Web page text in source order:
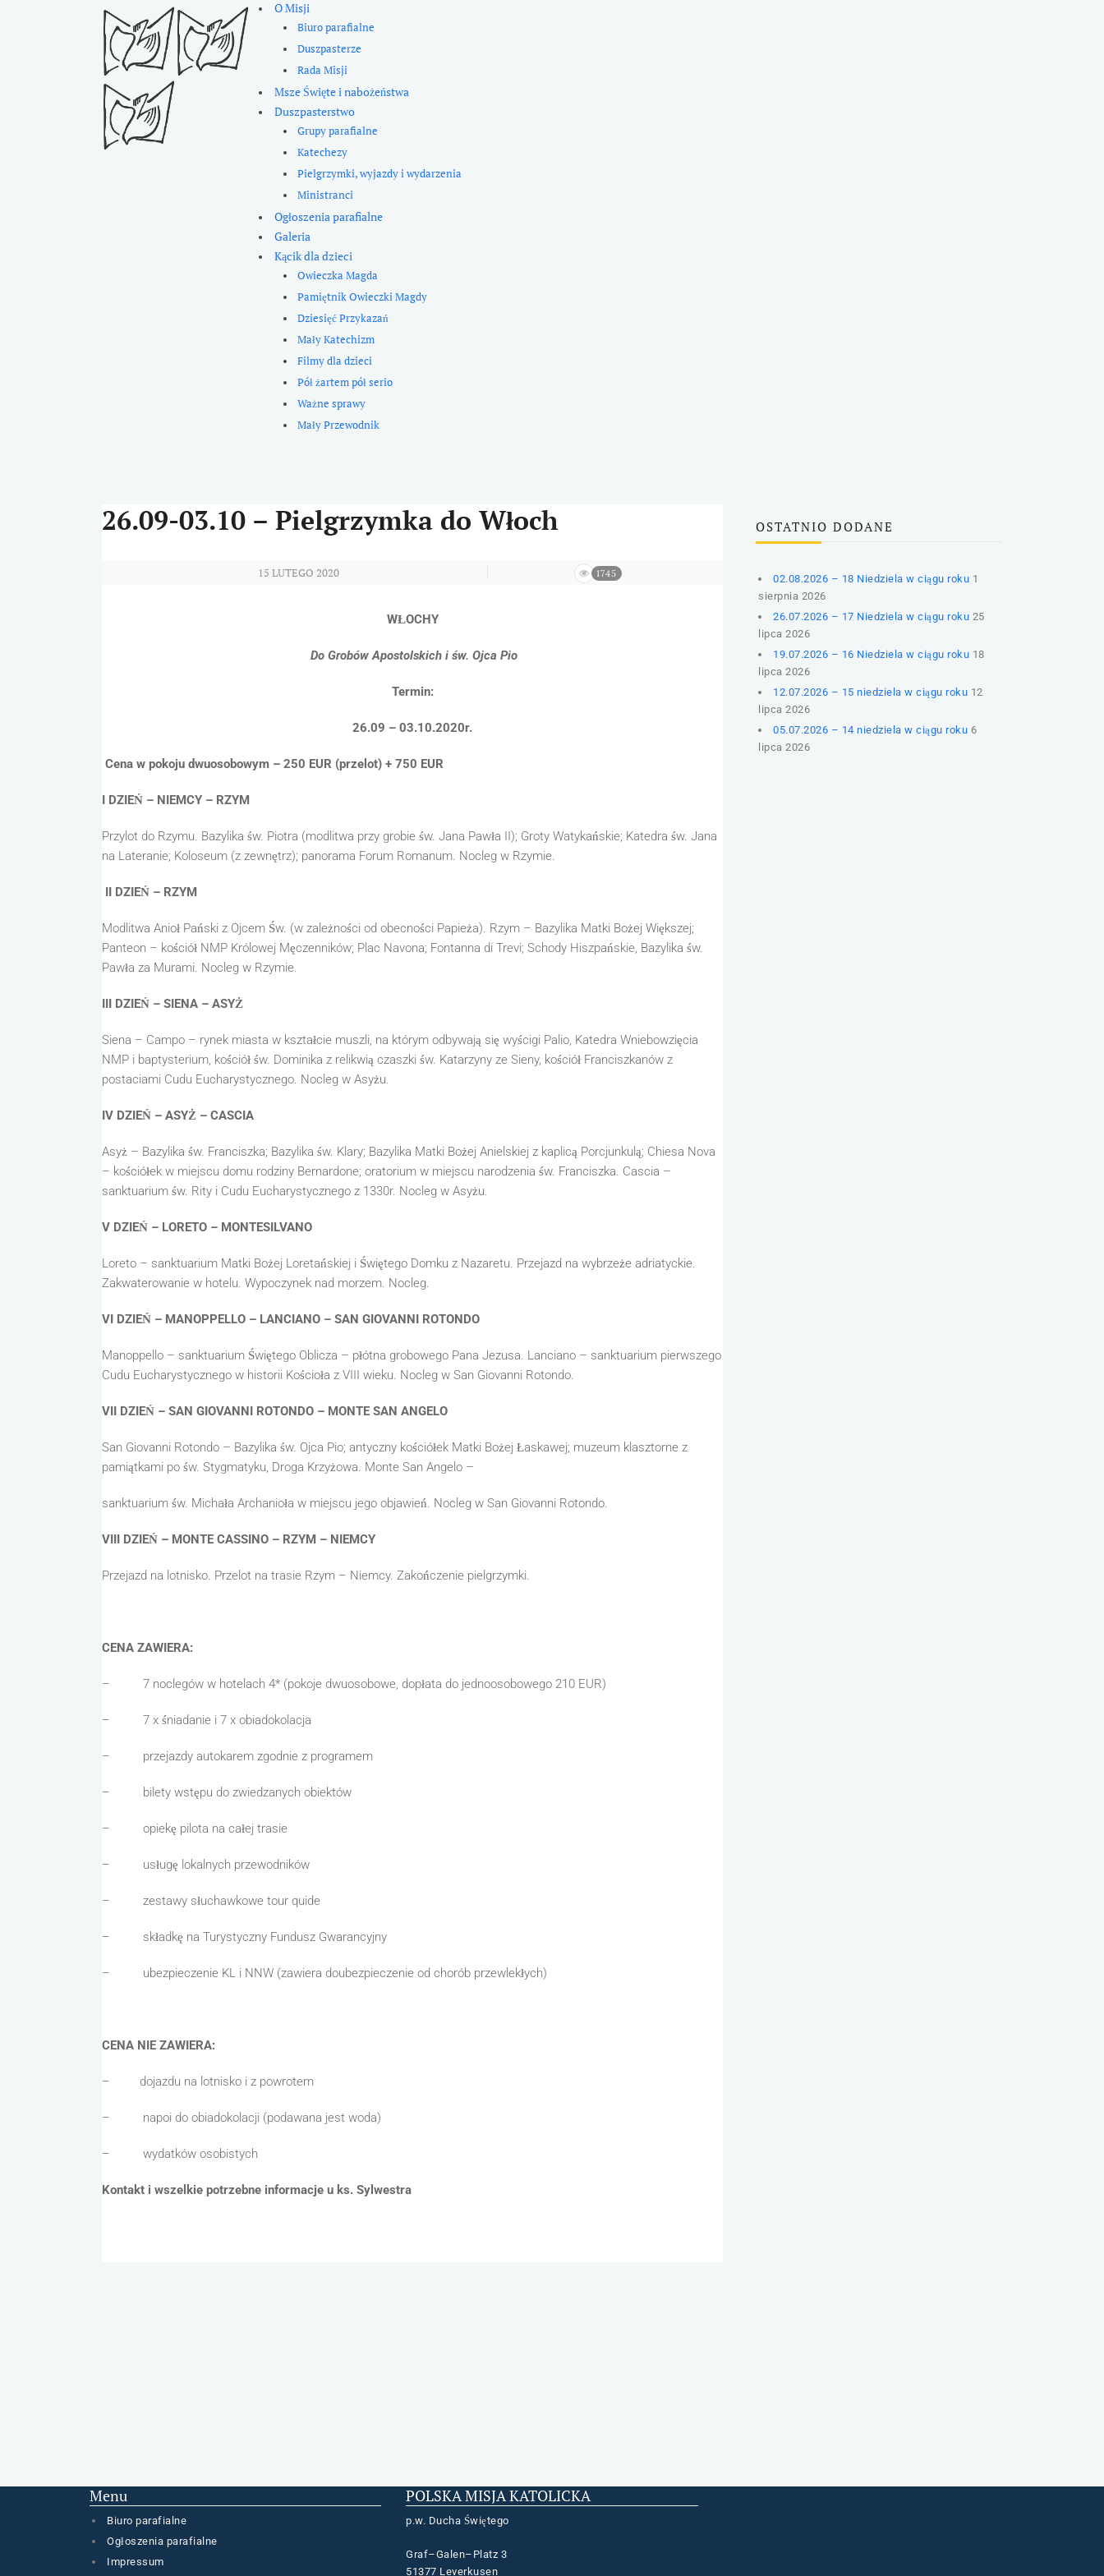
O Misji
Biuro parafialne
Duszpasterze
Rada Misji
Msze Święte i nabożeństwa
Duszpasterstwo
Grupy parafialne
Katechezy
Pielgrzymki, wyjazdy i wydarzenia
Ministranci
Ogłoszenia parafialne
Galeria
Kącik dla dzieci
Owieczka Magda
Pamiętnik Owieczki Magdy
Dziesięć Przykazań
Mały Katechizm
Filmy dla dzieci
Pół żartem pół serio
Ważne sprawy
Mały Przewodnik
26.09-03.10 – Pielgrzymka do Włoch
15 LUTEGO 2020 1745
WŁOCHY
Do Grobów Apostolskich i św. Ojca Pio
Termin:
26.09 – 03.10.2020r.
Cena w pokoju dwuosobowym – 250 EUR (przelot) + 750 EUR
I DZIEŃ – NIEMCY – RZYM
Przylot do Rzymu. Bazylika św. Piotra (modlitwa przy grobie św. Jana Pawła II); Groty Watykańskie; Katedra św. Jana
na Lateranie; Koloseum (z zewnętrz); panorama Forum Romanum. Nocleg w Rzymie.
II DZIEŃ – RZYM
Modlitwa Anioł Pański z Ojcem Św. (w zależności od obecności Papieża). Rzym – Bazylika Matki Bożej Większej;
Panteon – kościół NMP Królowej Męczenników; Plac Navona; Fontanna di Trevi; Schody Hiszpańskie, Bazylika św.
Pawła za Murami. Nocleg w Rzymie.
III DZIEŃ – SIENA – ASYŻ
Siena – Campo – rynek miasta w kształcie muszli, na którym odbywają się wyścigi Palio, Katedra Wniebowzięcia
NMP i baptysterium, kościół św. Dominika z relikwią czaszki św. Katarzyny ze Sieny, kościół Franciszkanów z
postaciami Cudu Eucharystycznego. Nocleg w Asyżu.
IV DZIEŃ – ASYŻ – CASCIA
Asyż – Bazylika św. Franciszka; Bazylika św. Klary; Bazylika Matki Bożej Anielskiej z kaplicą Porcjunkulą; Chiesa Nova
– kościółek w miejscu domu rodziny Bernardone; oratorium w miejscu narodzenia św. Franciszka. Cascia –
sanktuarium św. Rity i Cudu Eucharystycznego z 1330r. Nocleg w Asyżu.
V DZIEŃ – LORETO – MONTESILVANO
Loreto – sanktuarium Matki Bożej Loretańskiej i Świętego Domku z Nazaretu. Przejazd na wybrzeże adriatyckie.
Zakwaterowanie w hotelu. Wypoczynek nad morzem. Nocleg.
VI DZIEŃ – MANOPPELLO – LANCIANO – SAN GIOVANNI ROTONDO
Manoppello – sanktuarium Świętego Oblicza – płótna grobowego Pana Jezusa. Lanciano – sanktuarium pierwszego
Cudu Eucharystycznego w historii Kościoła z VIII wieku. Nocleg w San Giovanni Rotondo.
VII DZIEŃ – SAN GIOVANNI ROTONDO – MONTE SAN ANGELO
San Giovanni Rotondo – Bazylika św. Ojca Pio; antyczny kościółek Matki Bożej Łaskawej; muzeum klasztorne z
pamiątkami po św. Stygmatyku, Droga Krzyżowa. Monte San Angelo –
sanktuarium św. Michała Archanioła w miejscu jego objawień. Nocleg w San Giovanni Rotondo.
VIII DZIEŃ – MONTE CASSINO – RZYM – NIEMCY
Przejazd na lotnisko. Przelot na trasie Rzym – Niemcy. Zakończenie pielgrzymki.
CENA ZAWIERA:
– 7 noclegów w hotelach 4* (pokoje dwuosobowe, dopłata do jednoosobowego 210 EUR)
– 7 x śniadanie i 7 x obiadokolacja
– przejazdy autokarem zgodnie z programem
– bilety wstępu do zwiedzanych obiektów
– opiekę pilota na całej trasie
– usługę lokalnych przewodników
– zestawy słuchawkowe tour quide
– składkę na Turystyczny Fundusz Gwarancyjny
– ubezpieczenie KL i NNW (zawiera doubezpieczenie od chorób przewlekłych)
CENA NIE ZAWIERA:
– dojazdu na lotnisko i z powrotem
– napoi do obiadokolacji (podawana jest woda)
– wydatków osobistych
Kontakt i wszelkie potrzebne informacje u ks. Sylwestra
OSTATNIO DODANE
02.08.2026 – 18 Niedziela w ciągu roku 1
sierpnia 2026
26.07.2026 – 17 Niedziela w ciągu roku 25
lipca 2026
19.07.2026 – 16 Niedziela w ciągu roku 18
lipca 2026
12.07.2026 – 15 niedziela w ciągu roku 12
lipca 2026
05.07.2026 – 14 niedziela w ciągu roku 6
lipca 2026
Menu
Biuro parafialne
Ogłoszenia parafialne
Impressum
POLSKA MISJA KATOLICKA
p.w. Ducha Świętego
Graf–Galen–Platz 3
51377 Leverkusen